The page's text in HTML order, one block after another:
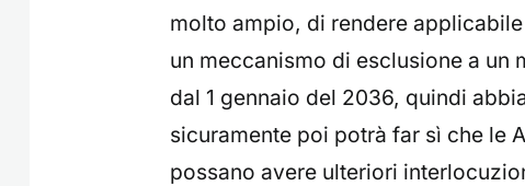
molto ampio, di rendere
un meccanismo di esclusione a un
dal 1 gennaio del 2036, quindi
sicuramente poi potrà far sì che le
possano avere ulteriori